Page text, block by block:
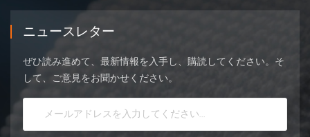
ニュースレター
ぜひ読み進めて、最新情報を入手し、購読してください。そ
して、ご意見をお聞かせください。